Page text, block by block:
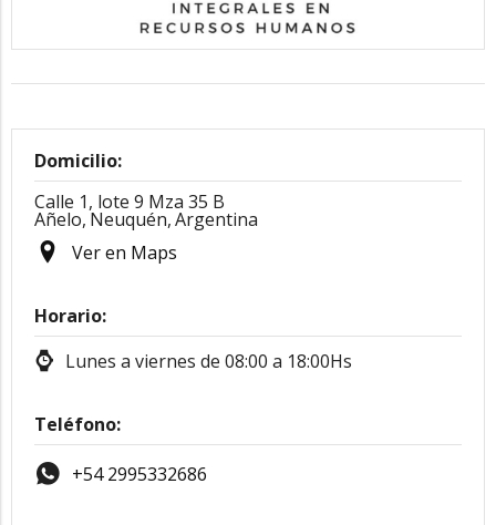
Domicilio:
Calle 1, lote 9 Mza 35 B
Añelo, Neuquén,Argentina
Ver en Maps
Horario:
Lunes a viernes de 08:00 a 18:00Hs
Teléfono:
+54 2995332686